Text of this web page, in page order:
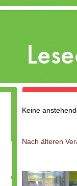
Keine
Nach älteren